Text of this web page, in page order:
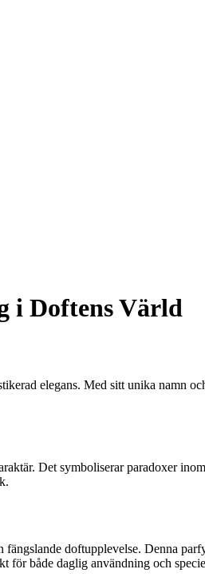
i Doftens Värld
elegans. Med sitt unika namn
Det symboliserar paradoxer
doftupplevelse. Denna
för både daglig användning och